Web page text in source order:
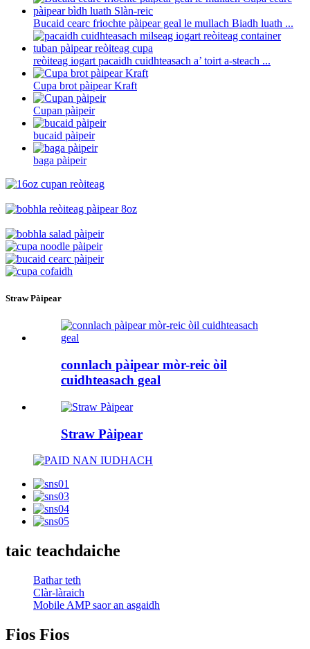
Bucaid cearc friochte pàipear geal le mullach Biadh luath ...
reòiteag iogart pacaidh cuidhteasach a’ toirt a-steach ...
Cupa brot pàipear Kraft
Cupan pàipeir
bucaid pàipeir
baga pàipeir
Straw Pàipear
connlach pàipear mòr-reic òil
cuidhteasach geal
Straw Pàipear
taic teachdaiche
Bathar teth
Clàr-làraich
Mobile AMP saor an asgaidh
Fios Fios